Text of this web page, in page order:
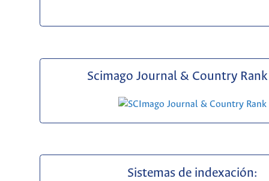
Scimago Journal & Country Rank
Sistemas de indexación: